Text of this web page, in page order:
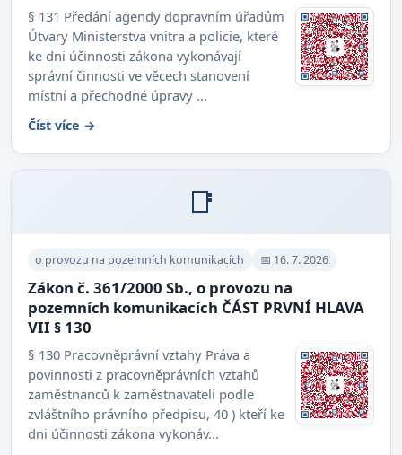
§ 131 Předání agendy dopravním úřadům
Útvary Ministerstva vnitra a policie, které
ke dni účinnosti zákona vykonávají
správní činnosti ve věcech stanovení
místní a přechodné úpravy ...
Číst více →
📑
o provozu na pozemních komunikacích 📅 16. 7. 2026
Zákon č. 361/2000 Sb., o provozu na
pozemních komunikacích ČÁST PRVNÍ HLAVA
VII § 130
§ 130 Pracovněprávní vztahy Práva a
povinnosti z pracovněprávních vztahů
zaměstnanců k zaměstnavateli podle
zvláštního právního předpisu, 40 ) kteří ke
dni účinnosti zákona vykonáv...